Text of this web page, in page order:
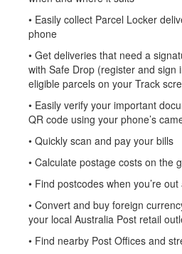
• Easily collect Parcel Locker
phone
• Get deliveries that need a
with Safe Drop (register and sign
eligible parcels on your Track
• Easily verify your important
QR code using your phone’s
• Quickly scan and pay your bills
• Calculate postage costs on the
• Find postcodes when you’re
• Convert and buy foreign
your local Australia Post retail
• Find nearby Post Offices and